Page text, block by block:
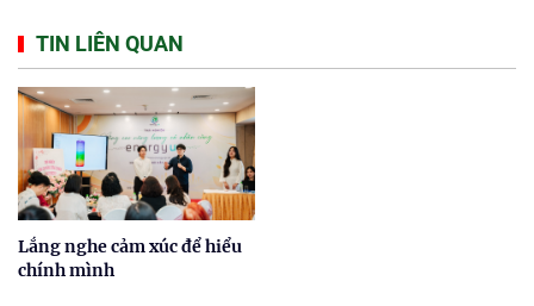
TIN LIÊN QUAN
Lắng nghe cảm xúc để hiểu
chính mình